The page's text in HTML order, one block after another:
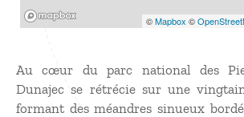
©Mapbox ©
Au cœur du parc national des
Dunajec se rétrécie sur une
formant des méandres sinueux